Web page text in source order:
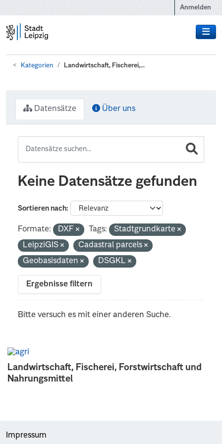
Anmelden
Kategorien Landwirtschaft, Fischerei,...
Landwirtschaft, Fischerei, Forstwirtschaft und
Nahrungsmittel
Datensätze Über uns
Keine Datensätze gefunden
Sortieren nach
Formate: DXF Tags:
Stadtgrundkarte
LeipziGIS
Cadastral parcels
Geobasisdaten
DSGKL
Ergebnisse filtern
Bitte versuch es mit einer anderen Suche.
Impressum